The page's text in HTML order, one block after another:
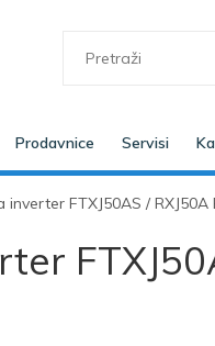
Prodavnice Servisi
inverter FTXJ50AS / RXJ50A